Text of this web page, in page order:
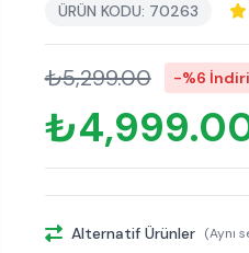
ÜRÜN KODU: 70263
₺5,299.00 -%6
Alternatif Ürünler (Aynı